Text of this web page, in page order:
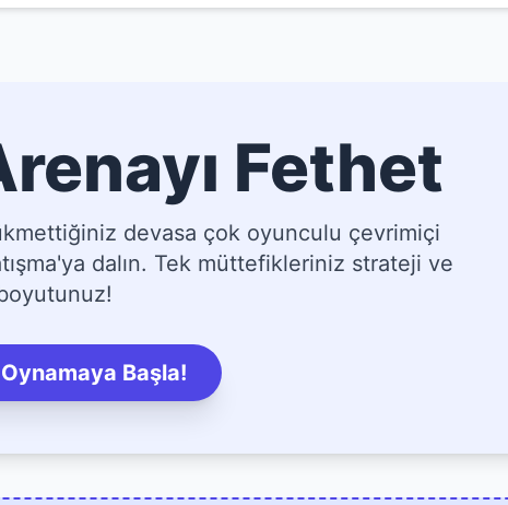
Fethet
devasa çok oyunculu çevrimiçi
dalın. Tek müttefikleriniz strateji ve
Başla!